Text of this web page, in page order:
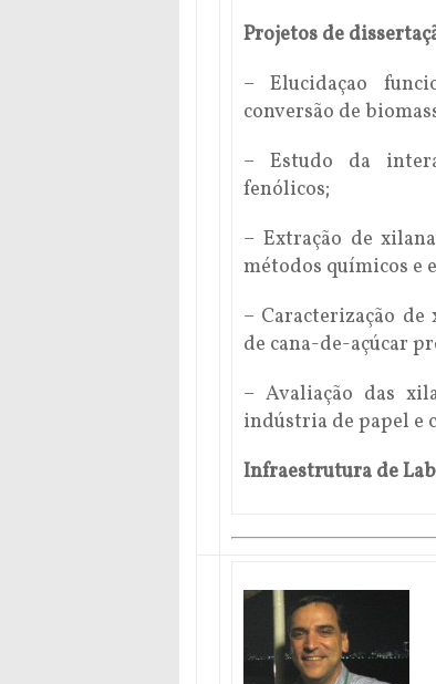
Projetos de
– Elucidaçao
conversão de
– Estudo da
fenólicos;
– Extração de
métodos químicos e
– Caracterização
de cana-de-açúcar
– Avaliação das
indústria de papel e
Infraestrutura de